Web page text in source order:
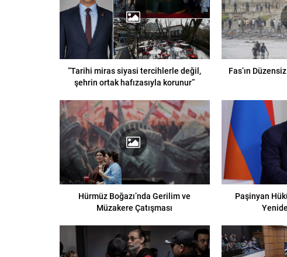
“Tarihi miras siyasi tercihlerle değil,
şehrin ortak hafızasıyla korunur”
Fas’ın
Hürmüz Boğazı’nda Gerilim ve
Müzakere Çatışması
Paşinyan